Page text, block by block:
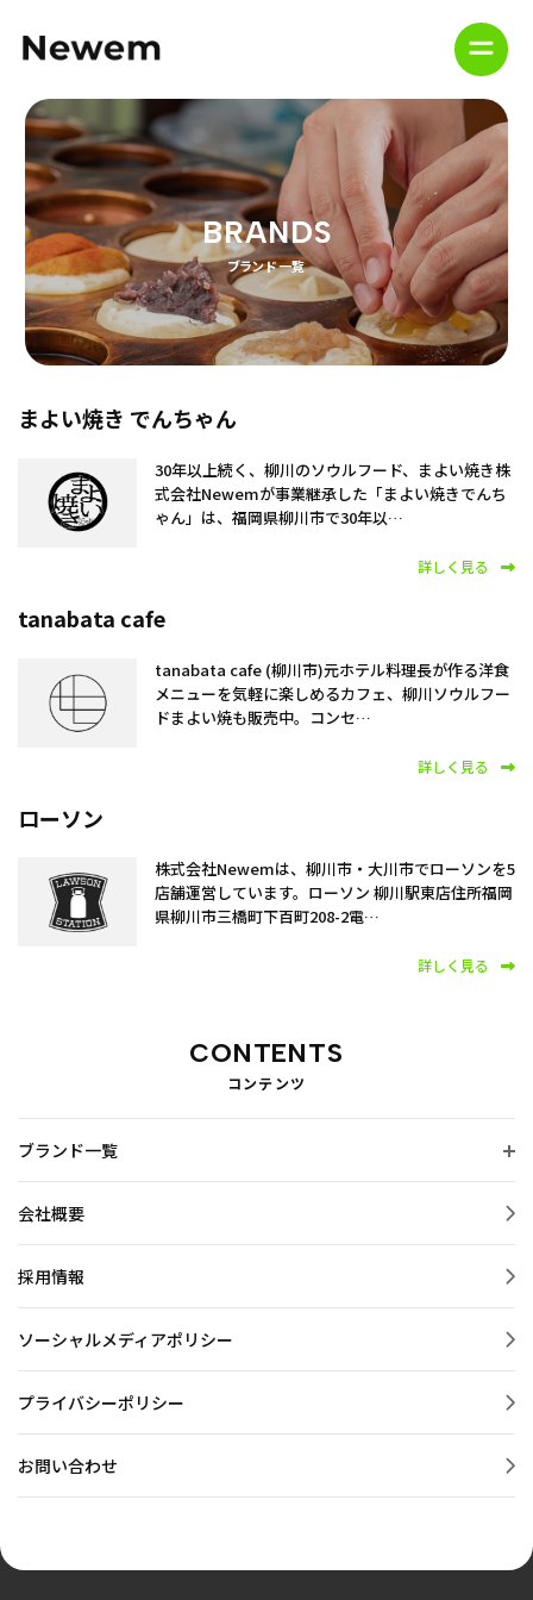
ホーム
ブランド一覧
会社概要
採用情報
お問い合わせ
スタッフブログ
BRANDS
ブランド一覧
まよい焼き でんちゃん
30年以上続く、柳川のソウルフード、まよい焼き株
式会社Newemが事業継承した「まよい焼きでんち
ゃん」は、福岡県柳川市で30年以…
詳しく見る
tanabata cafe
tanabata cafe (柳川市)元ホテル料理長が作る洋食
メニューを気軽に楽しめるカフェ、柳川ソウルフー
ドまよい焼も販売中。コンセ…
詳しく見る
ローソン
株式会社Newemは、柳川市・大川市でローソンを5
店舗運営しています。ローソン 柳川駅東店住所福岡
県柳川市三橋町下百町208-2電…
詳しく見る
CONTENTS
コンテンツ
ブランド一覧
会社概要
採用情報
ソーシャルメディアポリシー
プライバシーポリシー
お問い合わせ